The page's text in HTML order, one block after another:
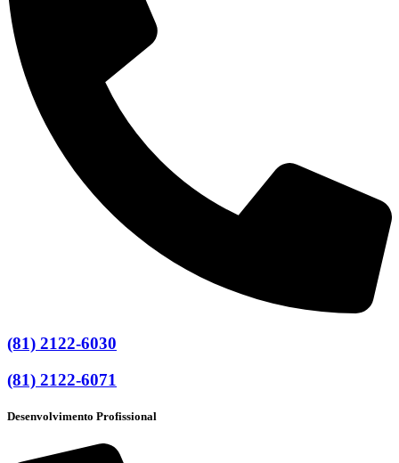
(81) 2122-6030
(81) 2122-6071
Desenvolvimento Profissional